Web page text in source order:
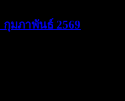
กุมภาพันธ์ 2569